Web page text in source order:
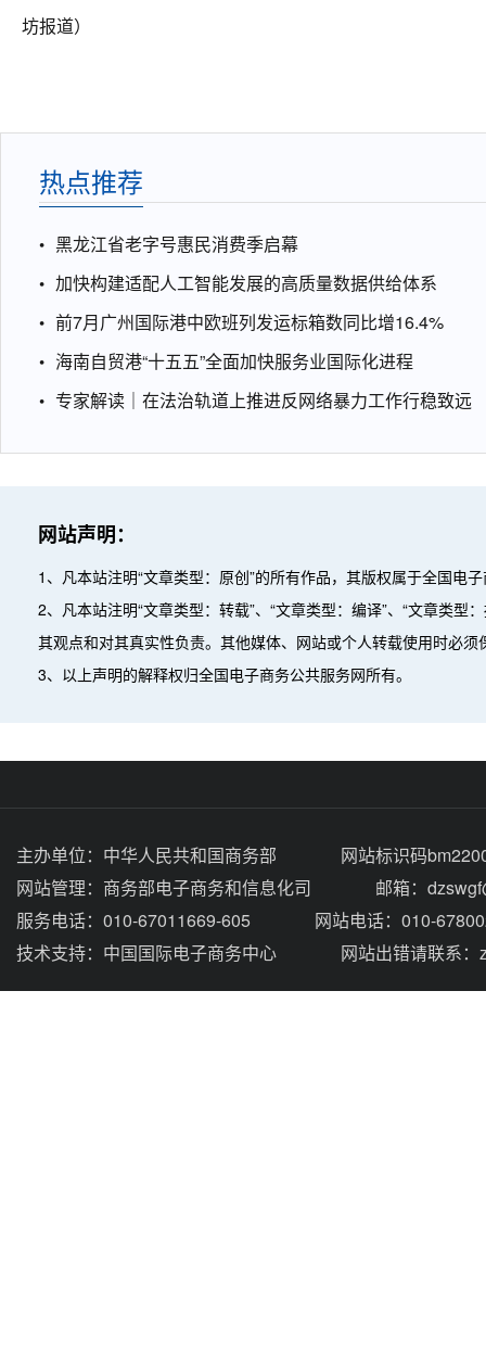
坊报道）
热点推荐
黑龙江省老字号惠民消费季启幕
加快构建适配人工智能发展的高质量数据供给体系
前7月广州国际港中欧班列发运标箱数同比增16.4%
海南自贸港“十五五”全面加快服务业国际化进程
专家解读｜在法治轨道上推进反网络暴力工作行稳致远
网站声明：
1、凡本站注明“文章类型：原创”的所有作品，其版权属于全国电
2、凡本站注明“文章类型：转载”、“文章类型：编译”、“文章类
其观点和对其真实性负责。其他媒体、网站或个人转载使用时必
3、以上声明的解释权归全国电子商务公共服务网所有。
主办单位： 中华人民共和国商务部
网站标识码
网站管理： 商务部电子商务和信息化司
邮箱：
服务电话：010-67011669-605
网站电话：010-
技术支持： 中国国际电子商务中心 网站出错请联系